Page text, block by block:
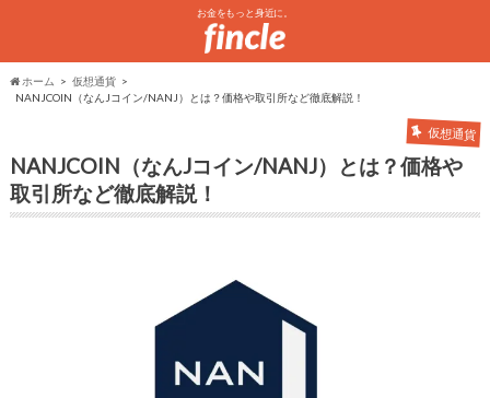
お金をもっと身近に。
ホーム
仮想通貨
NANJCOIN（なんJコイン/NANJ）とは？価格や取引所など徹底解説！
仮想通貨
NANJCOIN（なんJコイン/NANJ）とは？価格や
取引所など徹底解説！